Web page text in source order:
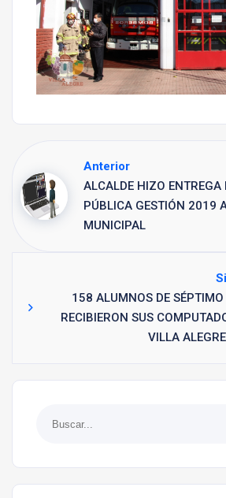
Anterior
ALCALDE HIZO ENTREGA
PÚBLICA GESTIÓN 2019
MUNICIPAL
158 ALUMNOS DE SÉPTIMO
RECIBIERON SUS
VILLA